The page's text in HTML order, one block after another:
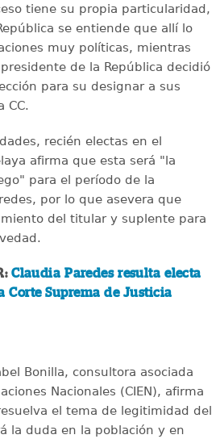
tiene su propia particularidad,
se entiende que allí lo
muy políticas, mientras
de la República decidió
para su designar a sus
CC.
recién electas en el
afirma que esta será "la
para el período de la
por lo que asevera que
del titular y suplente para
Claudia Paredes resulta electa
Corte Suprema de Justicia
Bonilla, consultora asociada
Nacionales (CIEN), afirma
el tema de legitimidad del
la duda en la población y en